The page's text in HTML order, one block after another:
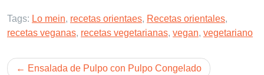
Tags: Lo mein, recetas orientaes, Recetas orientales,
recetas veganas, recetas vegetarianas, vegan, vegetariano
PostEnsalada de Pulpo con Pulpo Congelado